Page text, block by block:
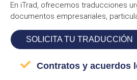
En iTrad, ofrecemos traducciones
documentos empresariales,
SOLICITA TU TRADUCCIÓN
Contratos y acuerdos